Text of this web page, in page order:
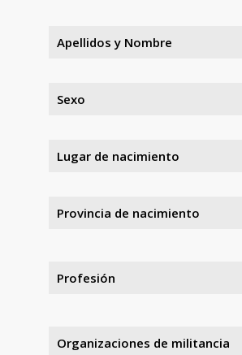
Apellidos y Nombre
Sexo
Lugar de nacimiento
Provincia de nacimiento
Profesión
Organizaciones de militancia